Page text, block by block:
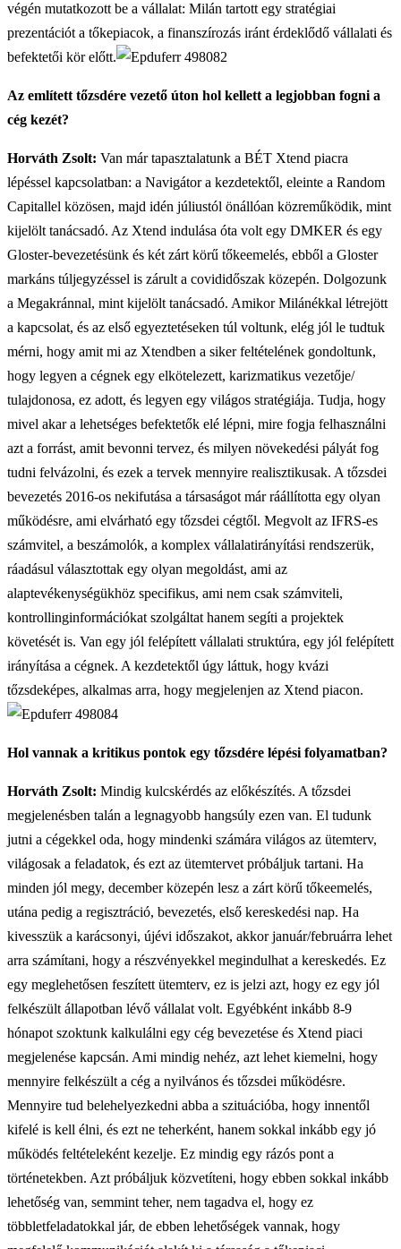
végén mutatkozott be a vállalat: Milán tartott egy stratégiai
prezentációt a tőkepiacok, a finanszírozás iránt érdeklődő vállalati és
befektetői kör előtt.
Az említett tőzsdére vezető úton hol kellett a legjobban fogni a
cég kezét?
Horváth Zsolt: Van már tapasztalatunk a BÉT Xtend piacra
lépéssel kapcsolatban: a Navigátor a kezdetektől, eleinte a Random
Capitallel közösen, majd idén júliustól önállóan közreműködik, mint
kijelölt tanácsadó. Az Xtend indulása óta volt egy DMKER és egy
Gloster-bevezetésünk és két zárt körű tőkeemelés, ebből a Gloster
markáns túljegyzéssel is zárult a covididőszak közepén. Dolgozunk
a Megakránnal, mint kijelölt tanácsadó. Amikor Milánékkal létrejött
a kapcsolat, és az első egyeztetéseken túl voltunk, elég jól le tudtuk
mérni, hogy amit mi az Xtendben a siker feltételének gondoltunk,
hogy legyen a cégnek egy elkötelezett, karizmatikus vezetője/
tulajdonosa, ez adott, és legyen egy világos stratégiája. Tudja, hogy
mivel akar a lehetséges befektetők elé lépni, mire fogja felhasználni
azt a forrást, amit bevonni tervez, és milyen növekedési pályát fog
tudni felvázolni, és ezek a tervek mennyire realisztikusak. A tőzsdei
bevezetés 2016-os nekifutása a társaságot már ráállította egy olyan
működésre, ami elvárható egy tőzsdei cégtől. Megvolt az IFRS-es
számvitel, a beszámolók, a komplex vállalatirányítási rendszerük,
ráadásul választottak egy olyan megoldást, ami az
alaptevékenységükhöz specifikus, ami nem csak számviteli,
kontrollinginformációkat szolgáltat hanem segíti a projektek
követését is. Van egy jól felépített vállalati struktúra, egy jól felépített
irányítása a cégnek. A kezdetektől úgy láttuk, hogy kvázi
tőzsdeképes, alkalmas arra, hogy megjelenjen az Xtend piacon.
Hol vannak a kritikus pontok egy tőzsdére lépési folyamatban?
Horváth Zsolt: Mindig kulcskérdés az előkészítés. A tőzsdei
megjelenésben talán a legnagyobb hangsúly ezen van. El tudunk
jutni a cégekkel oda, hogy mindenki számára világos az ütemterv,
világosak a feladatok, és ezt az ütemtervet próbáljuk tartani. Ha
minden jól megy, december közepén lesz a zárt körű tőkeemelés,
utána pedig a regisztráció, bevezetés, első kereskedési nap. Ha
kivesszük a karácsonyi, újévi időszakot, akkor január/februárra lehet
arra számítani, hogy a részvényekkel megindulhat a kereskedés. Ez
egy meglehetősen feszített ütemterv, ez is jelzi azt, hogy ez egy jól
felkészült állapotban lévő vállalat volt. Egyébként inkább 8-9
hónapot szoktunk kalkulálni egy cég bevezetése és Xtend piaci
megjelenése kapcsán. Ami mindig nehéz, azt lehet kiemelni, hogy
mennyire felkészült a cég a nyilvános és tőzsdei működésre.
Mennyire tud belehelyezkedni abba a szituációba, hogy innentől
kifelé is kell élni, és ezt ne teherként, hanem sokkal inkább egy jó
működés feltételeként kezelje. Ez mindig egy rázós pont a
történetekben. Azt próbáljuk közvetíteni, hogy ebben sokkal inkább
lehetőség van, semmint teher, nem tagadva el, hogy ez
többletfeladatokkal jár, de ebben lehetőségek vannak, hogy